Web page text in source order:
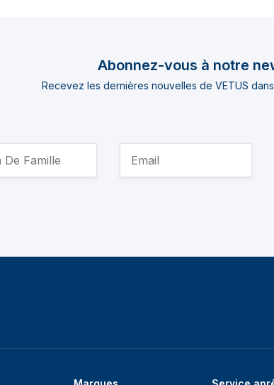
Abonnez-vous à notre
Recevez les dernières nouvelles de VETUS